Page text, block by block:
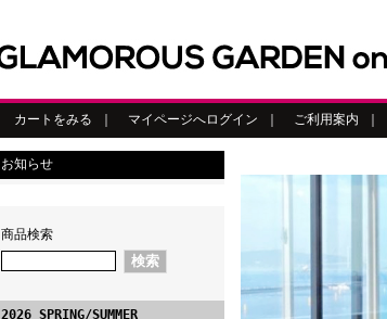
カートをみる マイページへログイン ご利用案内
お知らせ
商品検索
2026 SPRING/SUMMER